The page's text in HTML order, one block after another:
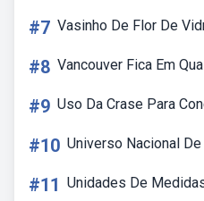
#7 Vasinho De Flor De
#8 Vancouver Fica Em
#9 Uso Da Crase Para
#10 Universo Nacional
#11 Unidades De